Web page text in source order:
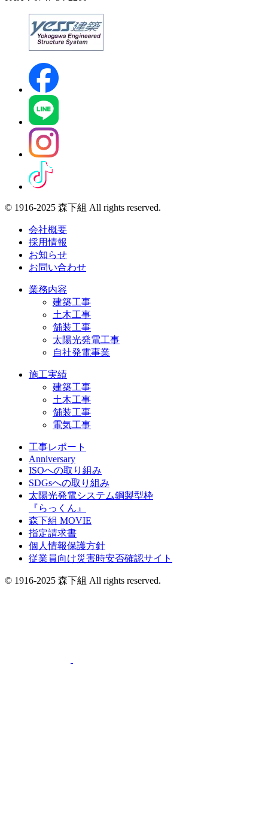
© 1916-2025 森下組 All rights reserved.
会社概要
採用情報
お知らせ
お問い合わせ
業務内容
建築工事
土木工事
舗装工事
太陽光発電工事
自社発電事業
施工実績
建築工事
土木工事
舗装工事
電気工事
工事レポート
Anniversary
ISOへの取り組み
SDGsへの取り組み
太陽光発電システム鋼製型枠
『らっくん』
森下組 MOVIE
指定請求書
個人情報保護方針
従業員向け災害時安否確認サイト
© 1916-2025 森下組 All rights reserved.